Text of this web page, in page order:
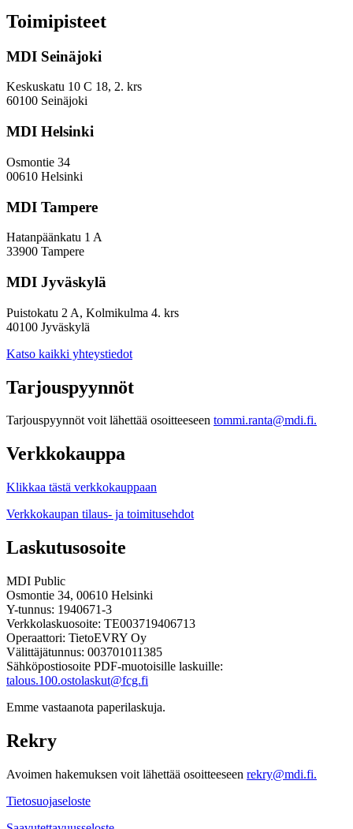
ja
kehyskunnat
parantaa
EVP-
indeksissä?
Toimipisteet
MDI Seinäjoki
Keskuskatu 10 C 18, 2. krs
60100 Seinäjoki
MDI Helsinki
Osmontie 34
00610 Helsinki
MDI Tampere
Hatanpäänkatu 1 A
33900 Tampere
MDI Jyväskylä
Puistokatu 2 A, Kolmikulma 4. krs
40100 Jyväskylä
Katso kaikki yhteystiedot
Tarjouspyynnöt
Tarjouspyynnöt voit lähettää osoitteeseen tommi.ranta@mdi.fi.
Verkkokauppa
Klikkaa tästä verkkokauppaan
Verkkokaupan tilaus- ja toimitusehdot
Laskutusosoite
MDI Public
Osmontie 34, 00610 Helsinki
Y-tunnus: 1940671-3
Verkkolaskuosoite: TE003719406713
Operaattori: TietoEVRY Oy
Välittäjätunnus: 003701011385
Sähköpostiosoite PDF-muotoisille laskuille:
talous.100.ostolaskut@fcg.fi
Emme vastaanota paperilaskuja.
Rekry
Avoimen hakemuksen voit lähettää osoitteeseen rekry@mdi.fi.
Tietosuojaseloste